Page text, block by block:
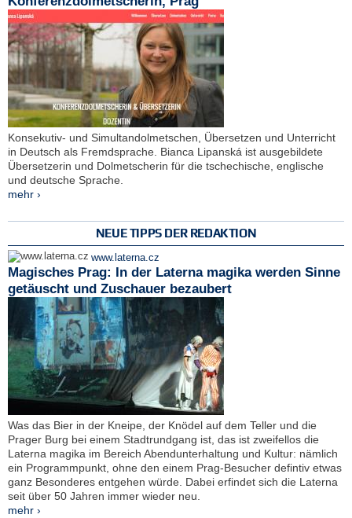
Konsekutiv- und Simultandolmetschen, Übersetzen und Unterricht
in Deutsch als Fremdsprache. Bianca Lipanská ist ausgebildete
Übersetzerin und Dolmetscherin für die tschechische, englische
und deutsche Sprache.
mehr ›
NEUE TIPPS DER REDAKTION
www.laterna.cz
Magisches Prag: In der Laterna magika werden Sinne
getäuscht und Zuschauer bezaubert
Was das Bier in der Kneipe, der Knödel auf dem Teller und die
Prager Burg bei einem Stadtrundgang ist, das ist zweifellos die
Laterna magika im Bereich Abendunterhaltung und Kultur: nämlich
ein Programmpunkt, ohne den einem Prag-Besucher defintiv etwas
ganz Besonderes entgehen würde. Dabei erfindet sich die Laterna
seit über 50 Jahren immer wieder neu.
mehr ›